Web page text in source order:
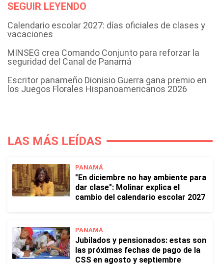
SEGUIR LEYENDO
Calendario escolar 2027: días oficiales de clases y
vacaciones
MINSEG crea Comando Conjunto para reforzar la
seguridad del Canal de Panamá
Escritor panameño Dionisio Guerra gana premio en
los Juegos Florales Hispanoamericanos 2026
LAS MÁS LEÍDAS
PANAMÁ
"En diciembre no hay ambiente para
dar clase": Molinar explica el
cambio del calendario escolar 2027
PANAMÁ
Jubilados y pensionados: estas son
las próximas fechas de pago de la
CSS en agosto y septiembre